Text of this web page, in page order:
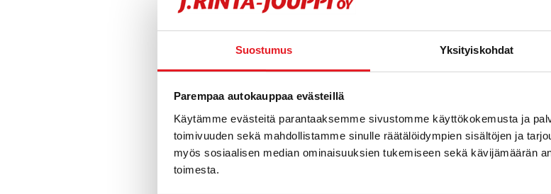
Suostumus Yksityiskohdat
Parempaa autokauppaa evästeillä
Käytämme evästeitä parantaaksemme sivustomme käyttökokemusta ja
toimivuuden sekä mahdollistamme sinulle räätälöidympien sisältöjen ja
myös sosiaalisen median ominaisuuksien tukemiseen sekä kävijämäärän
toimesta.
Latausliitäntä
toimintamatka-arvot voivat vaihdella ajoneuvon kunnon, ajotavan ja
Kysy tarkempia tietoja